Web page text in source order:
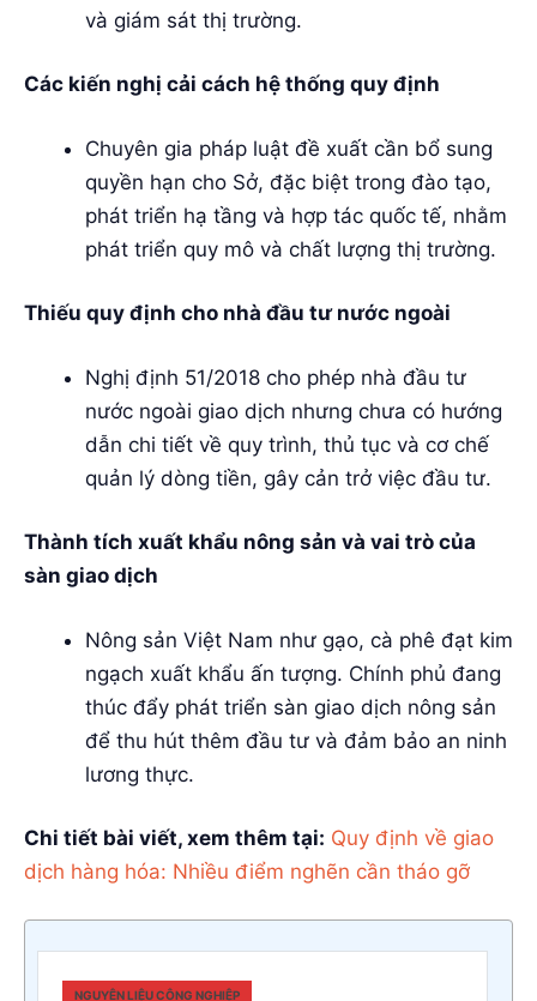
và giám sát thị trường.
Các kiến nghị cải cách hệ thống quy định
Chuyên gia pháp luật đề xuất cần bổ sung
quyền hạn cho Sở, đặc biệt trong đào tạo,
phát triển hạ tầng và hợp tác quốc tế, nhằm
phát triển quy mô và chất lượng thị trường.
Thiếu quy định cho nhà đầu tư nước ngoài
Nghị định 51/2018 cho phép nhà đầu tư
nước ngoài giao dịch nhưng chưa có hướng
dẫn chi tiết về quy trình, thủ tục và cơ chế
quản lý dòng tiền, gây cản trở việc đầu tư.
Thành tích xuất khẩu nông sản và vai trò của
sàn giao dịch
Nông sản Việt Nam như gạo, cà phê đạt kim
ngạch xuất khẩu ấn tượng. Chính phủ đang
thúc đẩy phát triển sàn giao dịch nông sản
để thu hút thêm đầu tư và đảm bảo an ninh
lương thực.
Chi tiết bài viết, xem thêm tại: Quy định về giao
dịch hàng hóa: Nhiều điểm nghẽn cần tháo gỡ
NGUYÊN LIỆU CÔNG NGHIỆP